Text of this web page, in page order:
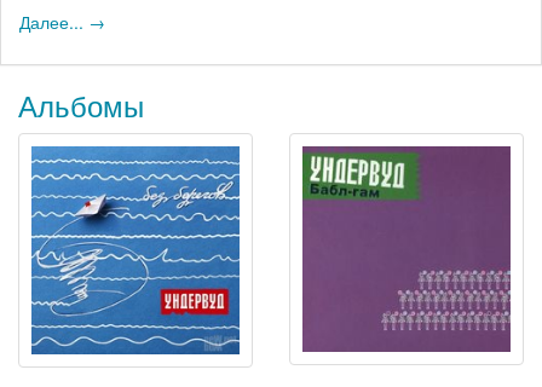
Далее... →
Альбомы